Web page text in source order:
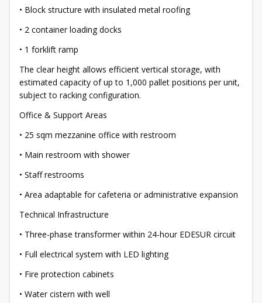
• Block structure with insulated metal roofing
• 2 container loading docks
• 1 forklift ramp
The clear height allows efficient vertical storage, with
estimated capacity of up to 1,000 pallet positions per unit,
subject to racking configuration.
Office & Support Areas
• 25 sqm mezzanine office with restroom
• Main restroom with shower
• Staff restrooms
• Area adaptable for cafeteria or administrative expansion
Technical Infrastructure
• Three-phase transformer within 24-hour EDESUR circuit
• Full electrical system with LED lighting
• Fire protection cabinets
• Water cistern with well